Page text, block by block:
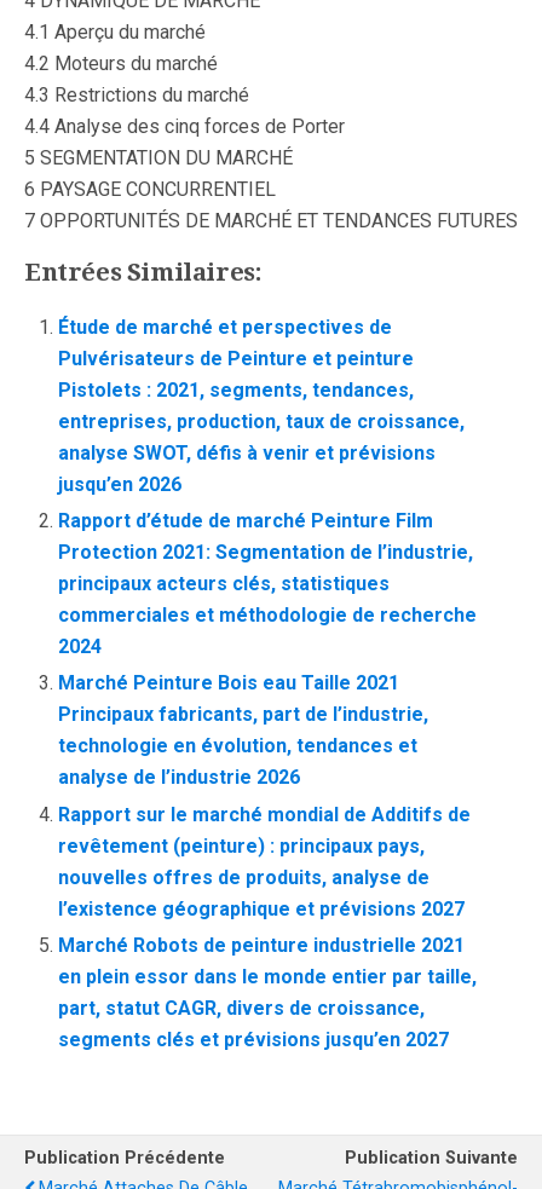
4.1 Aperçu du marché
4.2 Moteurs du marché
4.3 Restrictions du marché
4.4 Analyse des cinq forces de Porter
5 SEGMENTATION DU MARCHÉ
6 PAYSAGE CONCURRENTIEL
7 OPPORTUNITÉS DE MARCHÉ ET TENDANCES FUTURES
Entrées Similaires:
Étude de marché et perspectives de
Pulvérisateurs de Peinture et peinture
Pistolets : 2021, segments, tendances,
entreprises, production, taux de croissance,
analyse SWOT, défis à venir et prévisions
jusqu’en 2026
Rapport d’étude de marché Peinture Film
Protection 2021: Segmentation de l’industrie,
principaux acteurs clés, statistiques
commerciales et méthodologie de recherche
2024
Marché Peinture Bois eau Taille 2021
Principaux fabricants, part de l’industrie,
technologie en évolution, tendances et
analyse de l’industrie 2026
Rapport sur le marché mondial de Additifs de
revêtement (peinture) : principaux pays,
nouvelles offres de produits, analyse de
l’existence géographique et prévisions 2027
Marché Robots de peinture industrielle 2021
en plein essor dans le monde entier par taille,
part, statut CAGR, divers de croissance,
segments clés et prévisions jusqu’en 2027
Publication Précédente
Publication Suivante